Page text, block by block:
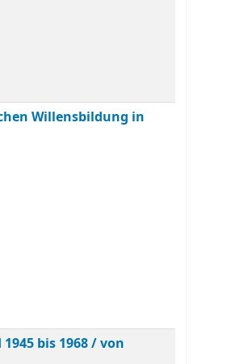
Willensbildung in
bis 1968 /von